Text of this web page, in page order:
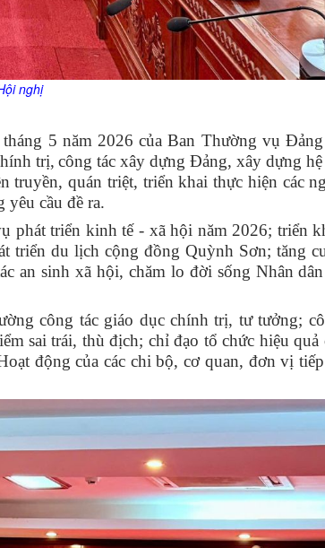
nghị
5 năm 2026 của Ban Thường vụ
trị, công tác xây dựng Đảng, xây dựng
truyền, quán triệt, triển khai thực hiện các
yêu cầu đề ra.
phát triển kinh tế - xã hội năm 2026; triển
du lịch cộng đồng Quỳnh Sơn; tăng
an sinh xã hội, chăm lo đời sống Nhân
công tác giáo dục chính trị, tư tưởng;
sai trái, thù địch; chỉ đạo tổ chức hiệu
động của các chi bộ, cơ quan, đơn vị